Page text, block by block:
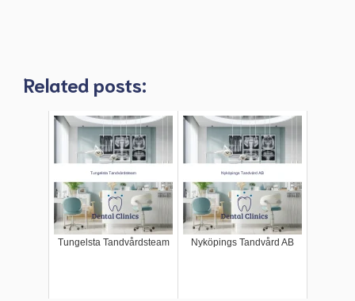
Related posts:
Tungelsta Tandvårdsteam Nyköpings Tandvård AB